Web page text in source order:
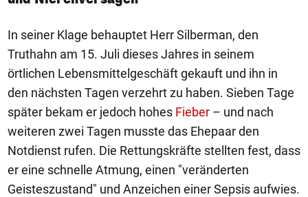
In seiner Klage behauptet Herr Silberman, den
Truthahn am 15. Juli dieses Jahres in seinem
örtlichen Lebensmittelgeschäft gekauft und ihn in
den nächsten Tagen verzehrt zu haben. Sieben Tage
später bekam er jedoch hohes Fieber – und nach
weiteren zwei Tagen musste das Ehepaar den
Notdienst rufen. Die Rettungskräfte stellten fest, dass
er eine schnelle Atmung, einen "veränderten
Geisteszustand" und Anzeichen einer Sepsis aufwies.